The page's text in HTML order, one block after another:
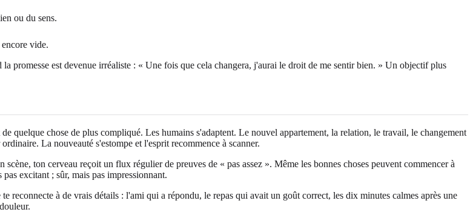
ou du sens.
vide.
promesse est devenue irréaliste : « Une fois que cela changera, j'aurai le droit de me sentir bien. » Un objectif plus
quelque chose de plus compliqué. Les humains s'adaptent. Le nouvel appartement, la relation, le travail, le changement
La nouveauté s'estompe et l'esprit recommence à scanner.
ton cerveau reçoit un flux régulier de preuves de « pas assez ». Même les bonnes choses peuvent commencer à
excitant ; sûr, mais pas impressionnant.
à de vrais détails : l'ami qui a répondu, le repas qui avait un goût correct, les dix minutes calmes après une